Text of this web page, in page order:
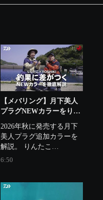
【メバリング】月下美人
プラグNEWカラーをりん
たこ×YOSHIKIが解説
2026年秋に発売する月下
美人プラグ追加カラーを
解説。 りんたこ
×YOSHIKIがNEWカラー
色による使い分けを知り
6:50